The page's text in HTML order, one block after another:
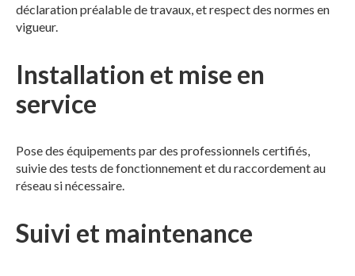
déclaration préalable de travaux, et respect des normes en
vigueur.
Installation et mise en
service
Pose des équipements par des professionnels certifiés,
suivie des tests de fonctionnement et du raccordement au
réseau si nécessaire.
Suivi et maintenance